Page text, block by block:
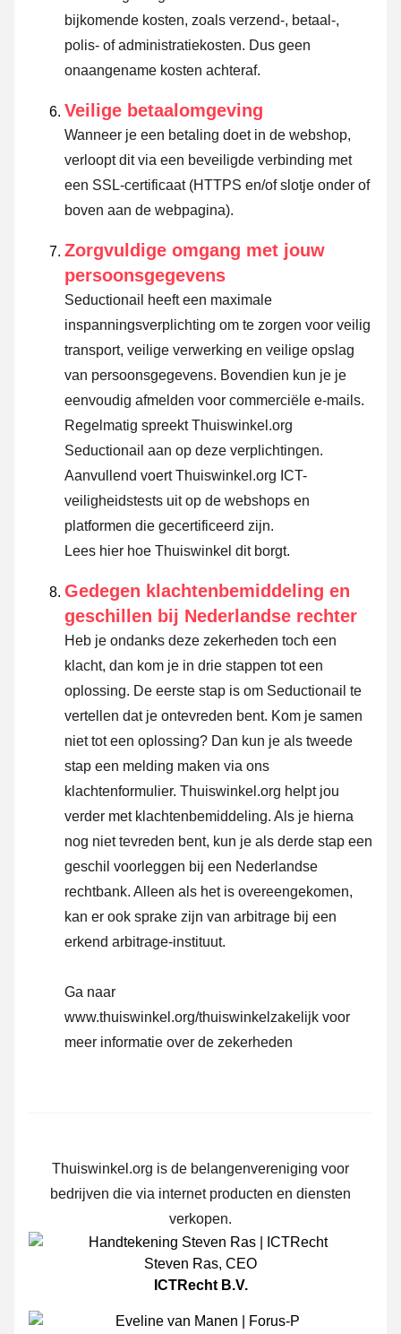
bijkomende kosten, zoals verzend-, betaal-,
polis- of administratiekosten. Dus geen
onaangename kosten achteraf.
Veilige betaalomgeving
Wanneer je een betaling doet in de webshop,
verloopt dit via een beveiligde verbinding met
een SSL-certificaat (HTTPS en/of slotje onder of
boven aan de webpagina).
Zorgvuldige omgang met jouw
persoonsgegevens
Seductionail heeft een maximale
inspanningsverplichting om te zorgen voor veilig
transport, veilige verwerking en veilige opslag
van persoonsgegevens. Bovendien kun je je
eenvoudig afmelden voor commerciële e-mails.
Regelmatig spreekt Thuiswinkel.org
Seductionail aan op deze verplichtingen.
Aanvullend voert Thuiswinkel.org ICT-
veiligheidstests uit op de webshops en
platformen die gecertificeerd zijn.
Lees hier hoe Thuiswinkel dit borgt.
Gedegen klachtenbemiddeling en
geschillen bij Nederlandse rechter
Heb je ondanks deze zekerheden toch een
klacht, dan kom je in drie stappen tot een
oplossing. De eerste stap is om Seductionail te
vertellen dat je ontevreden bent. Kom je samen
niet tot een oplossing? Dan kun je als tweede
stap een melding maken via ons
klachtenformulier. Thuiswinkel.org helpt jou
verder met klachtenbemiddeling. Als je hierna
nog niet tevreden bent, kun je als derde stap een
geschil voorleggen bij een Nederlandse
rechtbank. Alleen als het is overeengekomen,
kan er ook sprake zijn van arbitrage bij een
erkend arbitrage-instituut.
Ga naar
www.thuiswinkel.org/thuiswinkelzakelijk voor
meer informatie over de zekerheden
Thuiswinkel.org is de belangenvereniging voor
bedrijven die via internet producten en diensten
verkopen.
Steven Ras, CEO
ICTRecht B.V.